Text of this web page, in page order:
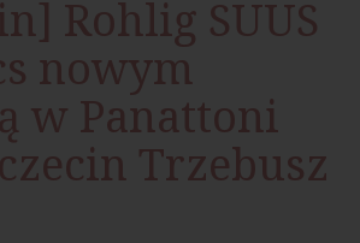
Rohlig SUUS
nowym
w Panattoni
Trzebusz